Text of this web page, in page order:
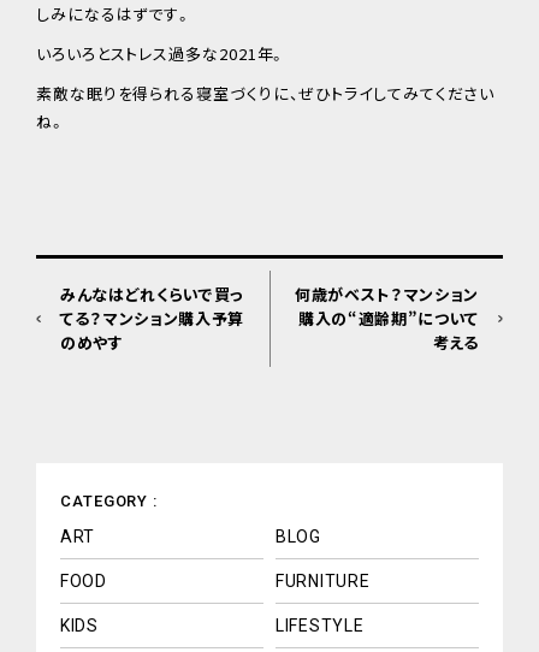
しみになるはずです。
いろいろとストレス過多な2021年。
素敵な眠りを得られる寝室づくりに、ぜひトライしてみてください
ね。
みんなはどれくらいで買っ
てる？マンション購入予算
のめやす
何歳がベスト？マンション
購入の“適齢期”について
考える
CATEGORY :
ART BLOG
FOOD FURNITURE
KIDS LIFESTYLE